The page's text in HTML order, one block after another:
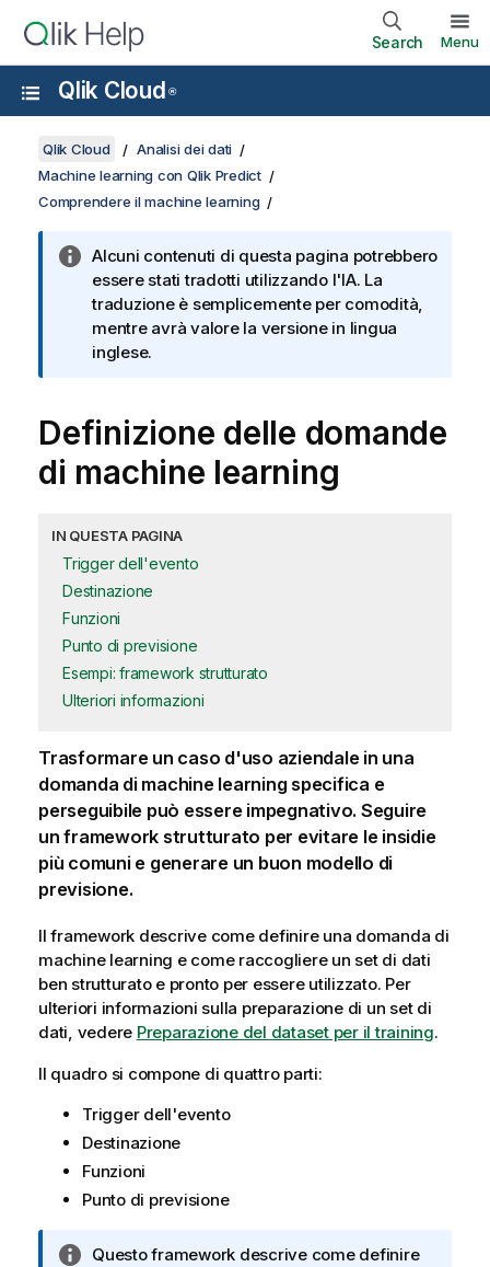
Search Menu
Qlik Cloud ®
Qlik Cloud
Analisi dei dati
Machine learning con Qlik Predict
Comprendere il machine learning
Alcuni contenuti di questa pagina potrebbero
essere stati tradotti utilizzando l'IA. La
traduzione è semplicemente per comodità,
mentre avrà valore la versione in lingua
inglese.
Definizione delle domande
di machine learning
IN QUESTA PAGINA
Trigger dell'evento
Destinazione
Funzioni
Punto di previsione
Esempi: framework strutturato
Ulteriori informazioni
Trasformare un caso d'uso aziendale in una
domanda di machine learning specifica e
perseguibile può essere impegnativo. Seguire
un framework strutturato per evitare le insidie
più comuni e generare un buon modello di
previsione.
Il framework descrive come definire una domanda di
machine learning e come raccogliere un set di dati
ben strutturato e pronto per essere utilizzato. Per
ulteriori informazioni sulla preparazione di un set di
dati, vedere Preparazione del dataset per il training.
Il quadro si compone di quattro parti:
Trigger dell'evento
Destinazione
Funzioni
Punto di previsione
N
Questo framework descrive come definire